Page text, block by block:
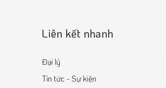
Liên kết nhanh
Đại lý
Tin tức - Sự kiện